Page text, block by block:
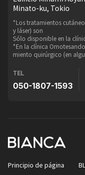
Minato-ku, Tokio
*Los tratamientos
y láser) son
Sólo disponible en la
*En la clínica
miento quirúrgico (en
TEL
050-1807-1593
Principio de página